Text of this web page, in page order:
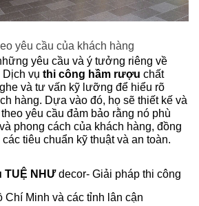
yêu cầu của khách hàng
yêu cầu và ý tưởng riêng về
vụ thi công hầm rượu chất
và tư vấn kỹ lưỡng để hiểu rõ
hàng. Dựa vào đó, họ sẽ thiết kế và
yêu cầu đảm bảo rằng nó phù
phong cách của khách hàng, đồng
tiêu chuẩn kỹ thuật và an toàn.
TUỆ NHƯdecor- Giải pháp thi công
Chí Minh và các tỉnh lân cận